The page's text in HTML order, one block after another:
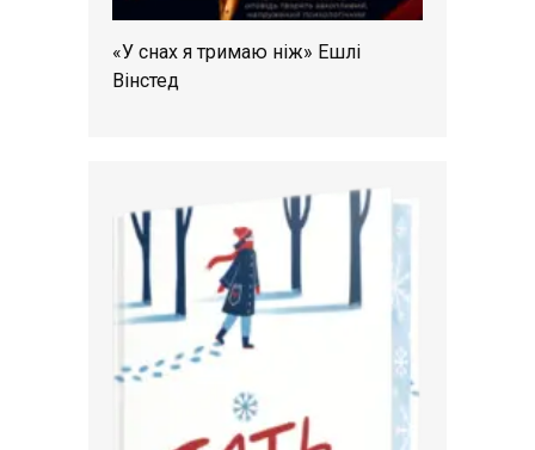
«У снах я тримаю ніж» Ешлі
Вінстед